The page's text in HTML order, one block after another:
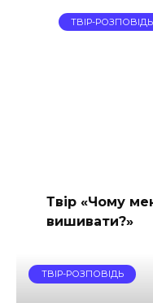
ТВІР-РОЗПОВІДЬ
Твір «Чому
вишивати?»
ТВІР-РОЗПОВІДЬ